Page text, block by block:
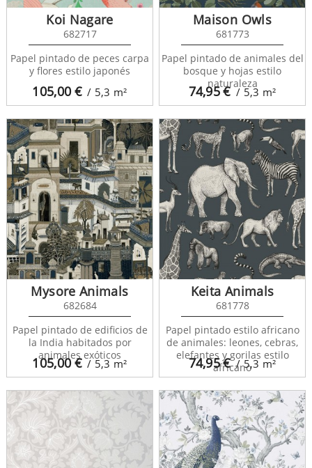
105,00€ / 5,3 m²
Koi Nagare
682717
Papel pintado de peces carpa
y flores estilo japonés
74,95€ / 5,3 m²
Maison Owls
681773
Papel pintado de animales del
bosque y hojas estilo
naturaleza
105,00€ / 5,3m²
Mysore Animals
682684
Papel pintado de edificios de
la India habitados por
animales exóticos
74,95€ / 5,3m²
Keita Animals
681778
Papel pintado estilo africano
de animales: leones, cebras,
elefantes y gorilas estilo
africano